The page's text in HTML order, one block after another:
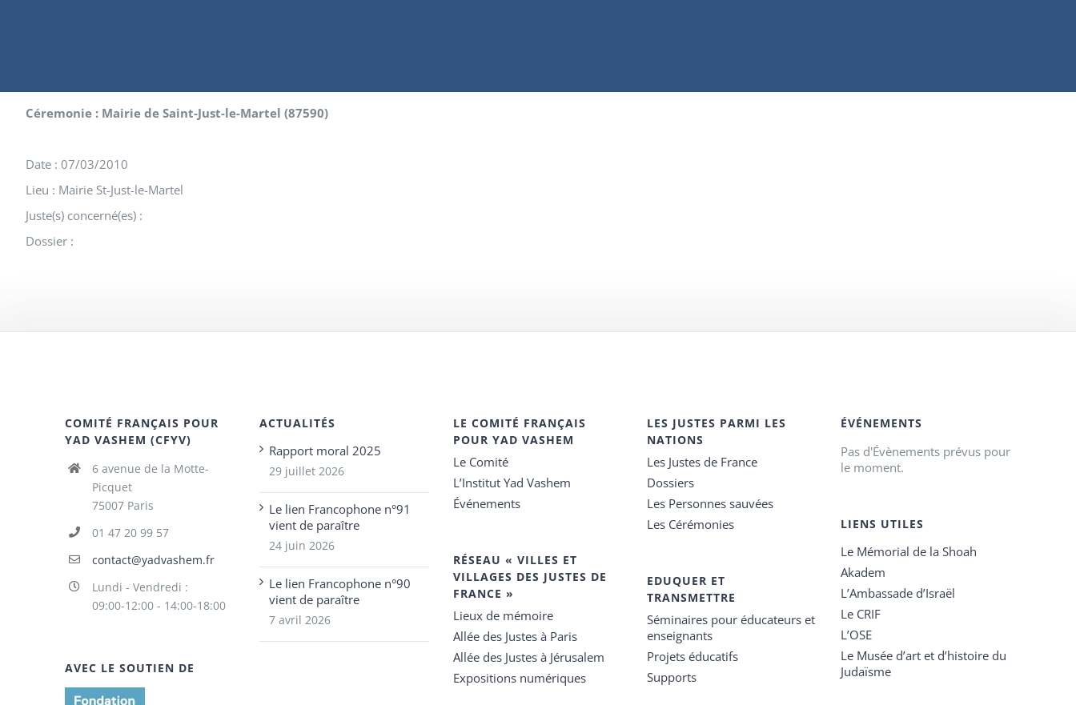
Céremonie : Mairie de Saint-Just-le-Martel (87590)
Date : 07/03/2010
Lieu : Mairie St-Just-le-Martel
Juste(s) concerné(es) :
Dossier :
COMITÉ FRANÇAIS POUR
YAD VASHEM (CFYV)
6 avenue de la Motte-
Picquet
75007 Paris
01 47 20 99 57
contact@yadvashem.fr
Lundi - Vendredi :
09:00-12:00 - 14:00-18:00
AVEC LE SOUTIEN DE
ACTUALITÉS
Rapport moral 2025
29 juillet 2026
Le lien Francophone n°91
vient de paraître
24 juin 2026
Le lien Francophone n°90
vient de paraître
7 avril 2026
LE COMITÉ FRANÇAIS
POUR YAD VASHEM
Le Comité
L’Institut Yad Vashem
Événements
RÉSEAU « VILLES ET
VILLAGES DES JUSTES DE
FRANCE »
Lieux de mémoire
Allée des Justes à Paris
Allée des Justes à Jérusalem
Expositions numériques
LES JUSTES PARMI LES
NATIONS
Les Justes de France
Dossiers
Les Personnes sauvées
Les Cérémonies
EDUQUER ET
TRANSMETTRE
Séminaires pour éducateurs et
enseignants
Projets éducatifs
Supports
ÉVÉNEMENTS
Pas d'Évènements prévus pour
le moment.
LIENS UTILES
Le Mémorial de la Shoah
Akadem
L’Ambassade d’Israël
Le CRIF
L’OSE
Le Musée d’art et d’histoire du
Judaïsme